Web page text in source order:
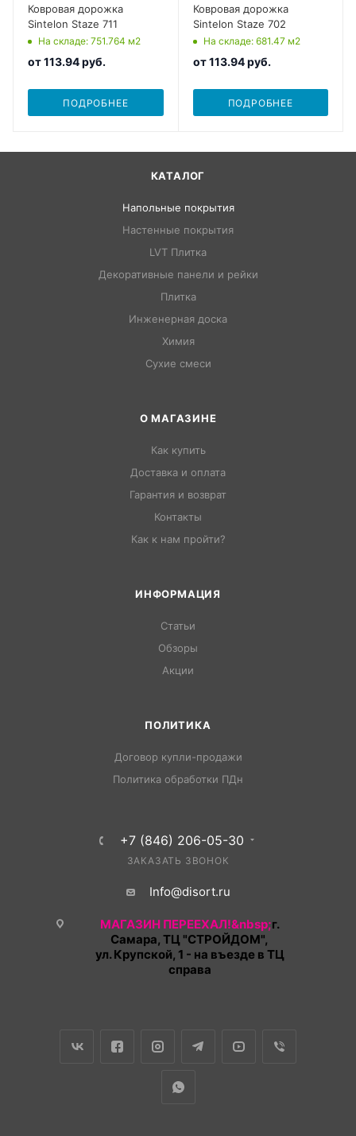
Ковровая дорожка
Sintelon Staze 711
На складе: 751.764 м2
от113.94 руб.
ПОДРОБНЕЕ
Ковровая дорожка
Sintelon Staze 702
На складе: 681.47 м2
от113.94 руб.
ПОДРОБНЕЕ
КАТАЛОГ
Напольные покрытия
Настенные покрытия
LVT Плитка
Декоративные панели и рейки
Плитка
Инженерная доска
Химия
Сухие смеси
О МАГАЗИНЕ
Как купить
Доставка и оплата
Гарантия и возврат
Контакты
Как к нам пройти?
ИНФОРМАЦИЯ
Статьи
Обзоры
Акции
ПОЛИТИКА
Договор купли-продажи
Политика обработки ПДн
+7 (846) 206-05-30
ЗАКАЗАТЬ ЗВОНОК
Info@disort.ru
МАГАЗИН ПЕРЕЕХАЛ!&nbsp;г.
Самара, ТЦ "СТРОЙДОМ",
ул. Крупской, 1 - на въезде в ТЦ
справа